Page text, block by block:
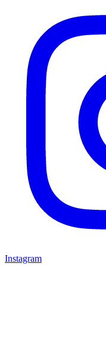
Instagram